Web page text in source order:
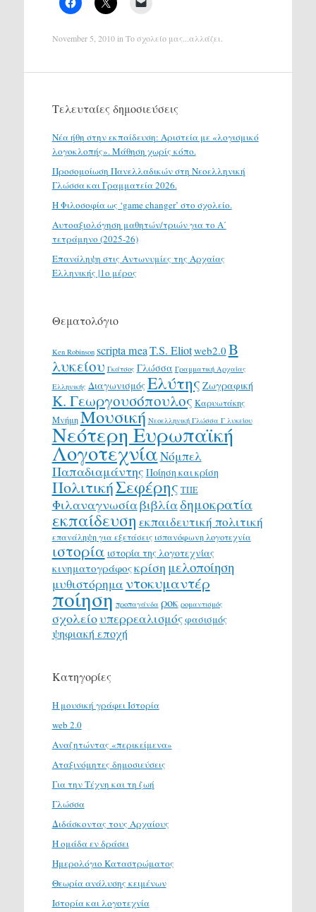
November 5, 2010in Το σχολείο μας...αλλάζει
Τελευταίες δημοσιεύσεις
Νέα ήθη στην εκπαίδευση: Αριστεία με «λογισμικό
λογοκλοπής». Μάθηση χωρίς κόπο.
Προσομοίωση Πανελλαδικών στη Νεοελληνική
Γλώσσα και Γραμματεία 2026.
H Φιλοσοφία ως ‘game changer’ στο σχολείο.
Αυτοαξιολόγηση μαθητών/τριών για το Α΄
τετράμηνο (2025-26)
Επανάληψη στις Αντωνυμίες της Αρχαίας
Ελληνικής |1ο μέρος
Θεματολόγιο
Ken Robinson scripta meaT.S. Eliotweb2.0 Β
λυκείου Γκάτσος Γλώσσα Γραμματική Αρχαίας
Ελληνικής ΔιαγωνισμόςΕλύτης Ζωγραφική
Κ. Γεωργουσόπουλος Καρυωτάκης
ΜνήμηΜουσική Νεοελληνική Γλώσσα Γ λυκείου
Νεότερη Ευρωπαϊκή
ΛογοτεχνίαΝόμπελ
Παπαδιαμάντης Ποίηση και κρίση
ΠολιτικήΣεφέρης ΤΠΕ
Φιλαναγνωσίαβιβλίαδημοκρατία
εκπαίδευση εκπαιδευτική πολιτική
επανάληψη για εξετάσεις ισπανόφωνη λογοτεχνία
ιστορία ιστορία της λογοτεχνίας
κινηματογράφοςκρίση μελοποίηση
μυθιστόρημα ντοκυμαντέρ
ποίηση προπαγάνδα ροκ ρομαντισμός
σχολείουπερρεαλισμόςφασισμός
ψηφιακή εποχή
Κατηγορίες
H μουσική γράφει Ιστορία
web 2.0
Αναζητώντας «περικείμενα»
Αταξινόμητες δημοσιεύσεις
Για την Τέχνη και τη ζωή
Γλώσσα
Διδάσκοντας τους Αρχαίους
Η ομάδα εν δράσει
Ημερολόγιο Καταστρώματος
Θεωρία ανάλυσης κειμένων
Ιστορία και λογοτεχνία